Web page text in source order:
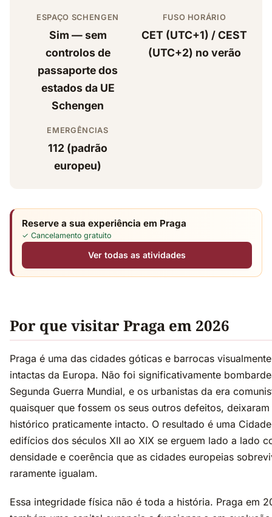
ESPAÇO SCHENGEN
Sim — sem
controlos de
passaporte dos
estados da UE
Schengen
FUSO HORÁRIO
CET (UTC+1) / CEST
(UTC+2) no verão
EMERGÊNCIAS
112 (padrão
europeu)
Reserve a sua experiência em Praga
✓ Cancelamento gratuito
Ver todas as atividades
Por que visitar Praga em 2026
Praga é uma das cidades góticas e barrocas
intactas da Europa. Não foi significativamente
Segunda Guerra Mundial, e os urbanistas da era
quaisquer que fossem os seus outros defeitos,
histórico praticamente intacto. O resultado é uma
edifícios dos séculos XII ao XIX se erguem lado a lado
densidade e coerência que as cidades europeias
raramente igualam.
Essa integridade física não é toda a história. Praga em